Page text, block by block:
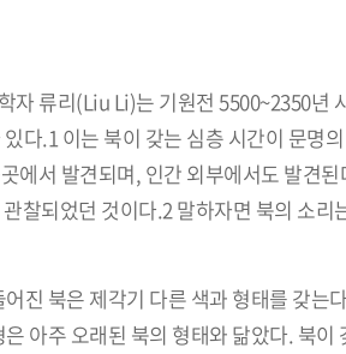
자 류리(Liu Li)는 기원전 5500~2350년
다.1 이는 북이 갖는 심층 시간이 문명
에서 발견되며, 인간 외부에서도 발견된
찰되었던 것이다.2 말하자면 북의 소리
진 북은 제각기 다른 색과 형태를 갖는
아주 오래된 북의 형태와 닮았다. 북이